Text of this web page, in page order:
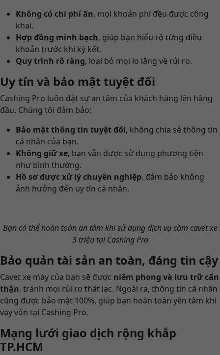
Không có chi phí ẩn, mọi khoản phí đều được công
khai.
Hợp đồng minh bạch, giúp bạn hiểu rõ từng điều
khoản trước khi ký kết.
Quy trình rõ ràng, loại bỏ mọi lo lắng về rủi ro.
Uy tín và bảo mật tuyệt đối
Cashing Pro luôn đặt sự an tâm của khách hàng lên hàng
đầu. Chúng tôi đảm bảo:
Bảo mật thông tin tuyệt đối, không chia sẻ thông tin
cá nhân của bạn.
Không giữ xe, bạn vẫn được sử dụng phương tiện
như bình thường.
Hồ sơ được xử lý chuyên nghiệp, đảm bảo không
ảnh hưởng đến uy tín cá nhân.
Bạn có thể hoàn toàn an tâm khi sử dụng dịch vụ cầm cavet xe
3 triệu tại Cashing Pro
Bảo quản tài sản an toàn, đáng tin cậy
Cavet xe máy của bạn sẽ được niêm phong và lưu trữ cẩn
thận, tránh mọi rủi ro thất lạc. Ngoài ra, thông tin cá nhân
cũng được bảo mật 100%, giúp bạn hoàn toàn yên tâm khi
vay vốn tại Cashing Pro.
Mạng lưới giao dịch rộng khắp
TP.HCM